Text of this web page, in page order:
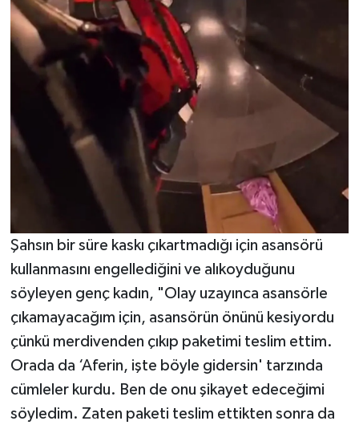
Şahsın bir süre kaskı çıkartmadığı için asansörü
kullanmasını engellediğini ve alıkoyduğunu
söyleyen genç kadın, "Olay uzayınca asansörle
çıkamayacağım için, asansörün önünü kesiyordu
çünkü merdivenden çıkıp paketimi teslim ettim.
Orada da ‘Aferin, işte böyle gidersin' tarzında
cümleler kurdu. Ben de onu şikayet edeceğimi
söyledim. Zaten paketi teslim ettikten sonra da